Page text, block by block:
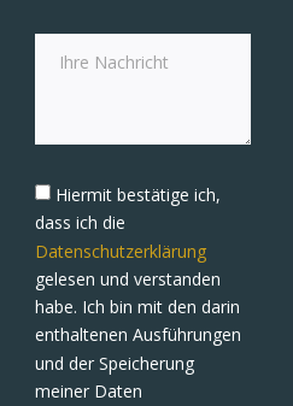
Hiermit bestätige ich,
dass ich die
Datenschutzerklärung
gelesen und verstanden
habe. Ich bin mit den darin
enthaltenen Ausführungen
und der Speicherung
meiner Daten